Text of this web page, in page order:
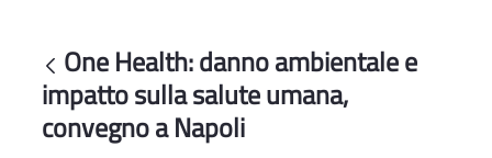
Indietro
One Health: danno ambientale e
impatto sulla salute umana,
convegno a Napoli